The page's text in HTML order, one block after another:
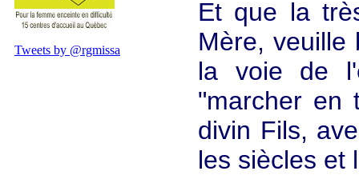
Tweets by @rgmissa
Et que la
Mère, veuille
la voie de
"marcher en
divin Fils,
les siècles et